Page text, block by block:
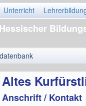
Unterricht
Hessischer
Altes
Anschrift / Kontakt